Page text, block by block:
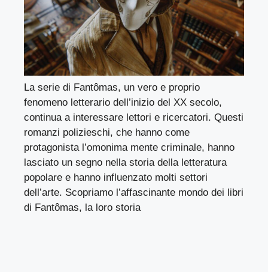
La serie di Fantômas, un vero e proprio
fenomeno letterario dell’inizio del XX secolo,
continua a interessare lettori e ricercatori. Questi
romanzi polizieschi, che hanno come
protagonista l’omonima mente criminale, hanno
lasciato un segno nella storia della letteratura
popolare e hanno influenzato molti settori
dell’arte. Scopriamo l’affascinante mondo dei libri
di Fantômas, la loro storia